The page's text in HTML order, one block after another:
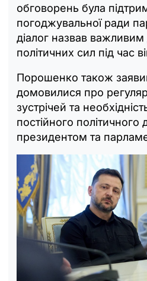
обговорень була
погоджувальної ради
діалог назвав важливим
політичних сил під час
Порошенко також
домовилися про
зустрічей та
постійного політичного
президентом та